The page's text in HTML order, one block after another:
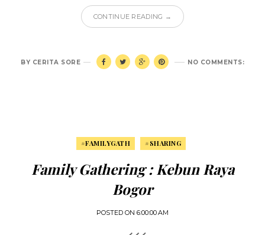
CONTINUE READING →
NO COMMENTS:
BY CERITA SORE
#FAMILYGATH #SHARING
Family Gathering : Kebun Raya
Bogor
POSTED ON 6:00:00 AM